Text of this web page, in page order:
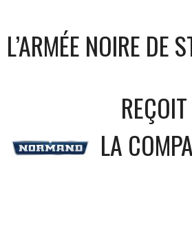
L’ARMÉE NOIRE DE
REÇOIT
LA